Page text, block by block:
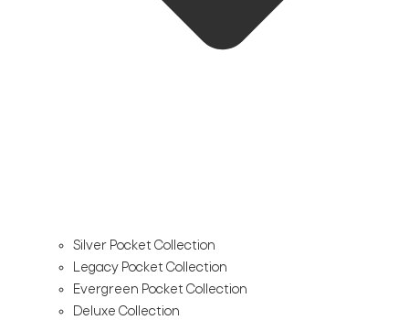
Silver Pocket Collection
Legacy Pocket Collection
Evergreen Pocket Collection
Deluxe Collection